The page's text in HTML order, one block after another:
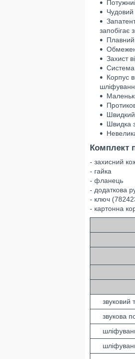
Чудовий
запобігає
Плавний
Захист
Система
Корпус
Швидкий
Швидка
Комплект
- захисний
- гайка
- фланець
- додаткова
- ключ
- картонна
звуковий
звукова